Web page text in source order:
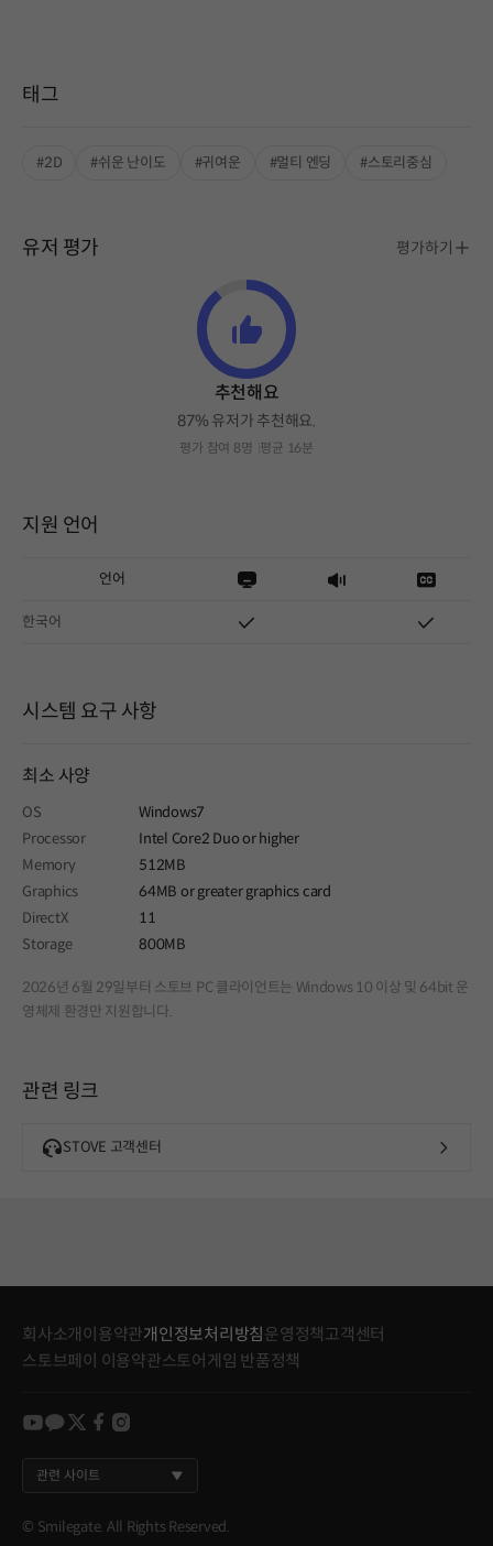
태그
#2D #쉬운 난이도 #귀여운 #멀티 엔딩 #스토리중심
유저 평가 평가하기
추천해요
87% 유저가 추천해요.
평가 참여 8명 평균 16분
지원 언어
언어
한국어
시스템 요구 사항
최소 사양
OS
Windows7
Processor
Intel Core2 Duo or higher
Memory
512MB
Graphics
64MB or greater graphics card
DirectX
11
Storage
800MB
2026년 6월 29일부터 스토브 PC 클라이언트는 Windows 10 이상 및 64bit 운
영체제 환경만 지원합니다.
관련 링크
STOVE 고객센터
회사소개이용약관개인정보처리방침 운영정책고객센터
스토브페이 이용약관스토어게임 반품정책
youtube
kakao
twitter
facebook
instagram
관련 사이트
© Smilegate. All Rights Reserved.